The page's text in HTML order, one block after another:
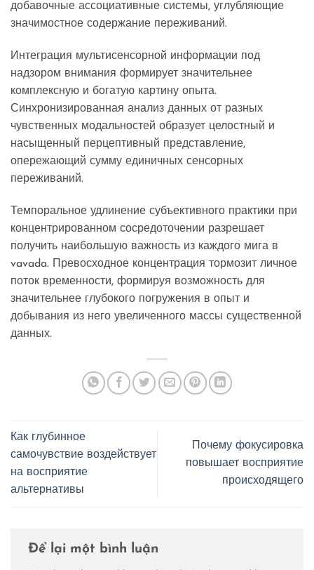
добавочные ассоциативные системы, углубляющие
значимостное содержание переживаний.
Интеграция мультисенсорной информации под
надзором внимания формирует значительнее
комплексную и богатую картину опыта.
Синхронизированная анализ данных от разных
чувственных модальностей образует целостный и
насыщенный перцептивный представление,
опережающий сумму единичных сенсорных
переживаний.
Темпоральное удлинение субъективного практики при
концентрированном сосредоточении разрешает
получить наибольшую важность из каждого мига в
vavada. Превосходное концентрация тормозит личное
поток временности, формируя возможность для
значительнее глубокого погружения в опыт и
добывания из него увеличенного массы существенной
данных.
Как глубинное
самочувствие воздействует
на восприятие
альтернативы
Почему фокусировка
повышает восприятие
происходящего
Để lại một bình luận